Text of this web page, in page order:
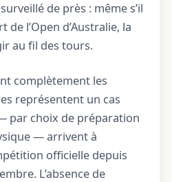
de près : même s’il
l’Open d’Australie, la
au fil des tours.
complètement les
représentent un cas
par choix de préparation
— arrivent à
officielle depuis
L’absence de